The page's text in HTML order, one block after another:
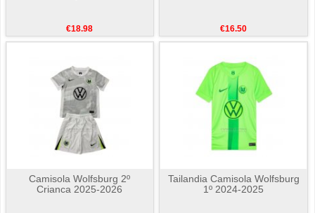
€18.98 €16.50
Camisola Wolfsburg 2º
Crianca 2025-2026
Tailandia Camisola Wolfsburg
1º 2024-2025